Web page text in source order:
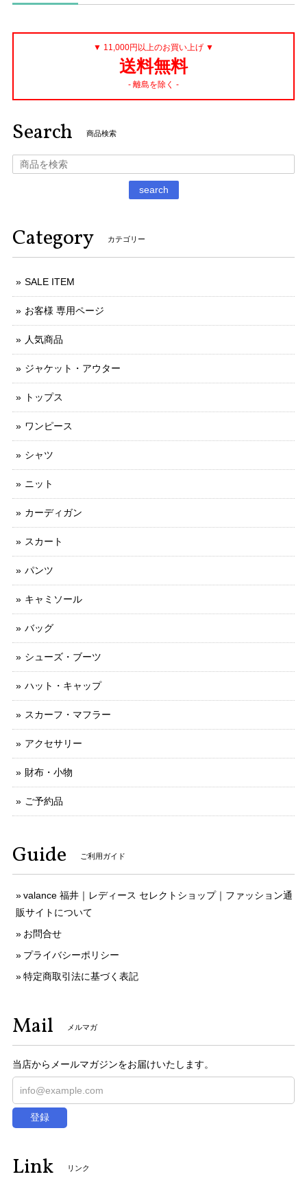
▼ 11,000円以上のお買い上げ ▼
送料無料
- 離島を除く -
Search 商品検索
search
Category カテゴリー
SALE ITEM
お客様 専用ページ
人気商品
ジャケット・アウター
トップス
ワンピース
シャツ
ニット
カーディガン
スカート
パンツ
キャミソール
バッグ
シューズ・ブーツ
ハット・キャップ
スカーフ・マフラー
アクセサリー
財布・小物
ご予約品
Guide ご利用ガイド
valance 福井｜レディース セレクトショップ｜ファッション通
販サイトについて
お問合せ
プライバシーポリシー
特定商取引法に基づく表記
Mail メルマガ
当店からメールマガジンをお届けいたします。
登録
Link リンク